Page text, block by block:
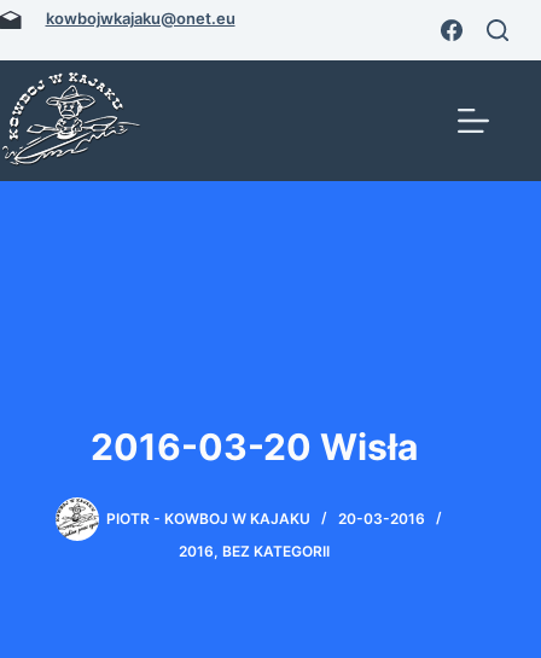
Przejdź
treści
kowbojwkajaku@onet.eu
2016-03-20 Wisła
PIOTR - KOWBOJ W KAJAKU
20-03-2016
2016,BEZ KATEGORII